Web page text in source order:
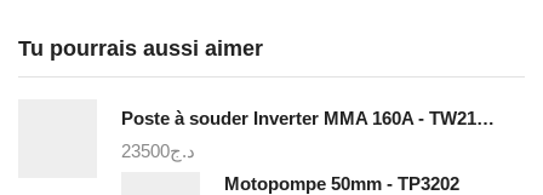
Tu pourrais aussi aimer
Poste à souder Inverter MMA 160A - TW21605
د.ج23500
Motopompe 50mm - TP3202